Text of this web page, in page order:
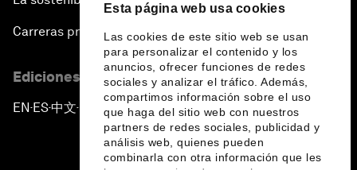
Esta página web usa cookies
Las cookies de este sitio web se usan
para personalizar el contenido y los
anuncios, ofrecer funciones de redes
sociales y analizar el tráfico. Además,
compartimos información sobre el uso
que haga del sitio web con nuestros
partners de redes sociales, publicidad y
análisis web, quienes pueden
combinarla con otra información que les
Carreras profesionales
Ediciones en otros idiomas
EN ▪ ES▪中文▪ 日本語